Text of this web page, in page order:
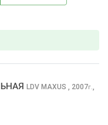
LDV MAXUS , 2007г.,